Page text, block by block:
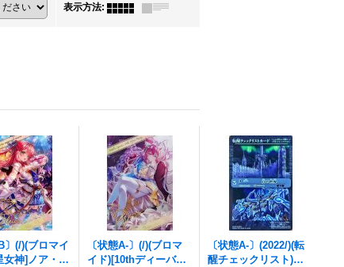
表示方法:
〕(/)(ブロマイ
女神]ノア・フ
〔状態A-〕(/)(ブロマ
イド)[10thディーバ・
〔状態A-〕(2022/)(転
醒チェックリスト)白